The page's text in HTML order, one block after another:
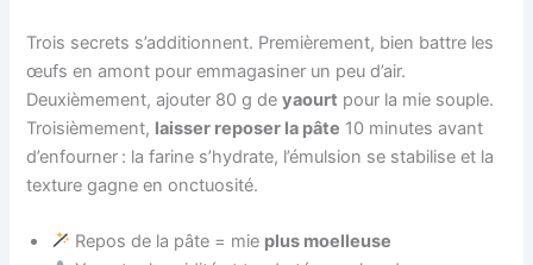
Trois secrets s’additionnent. Premièrement, bien battre les
œufs en amont pour emmagasiner un peu d’air.
Deuxièmement, ajouter 80 g deyaourt pour la mie souple.
Troisièmement, laisser reposer la pâte 10 minutes avant
d’enfourner : la farine s’hydrate, l’émulsion se stabilise et la
texture gagne en onctuosité.
Repos de la pâte = mie plus moelleuse